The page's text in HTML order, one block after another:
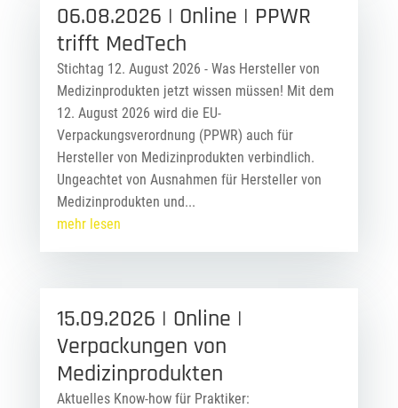
06.08.2026 | Online | PPWR
trifft MedTech
Stichtag 12. August 2026 - Was Hersteller von
Medizinprodukten jetzt wissen müssen! Mit dem
12. August 2026 wird die EU-
Verpackungsverordnung (PPWR) auch für
Hersteller von Medizinprodukten verbindlich.
Ungeachtet von Ausnahmen für Hersteller von
Medizinprodukten und...
mehr lesen
15.09.2026 | Online |
Verpackungen von
Medizinprodukten
Aktuelles Know-how für Praktiker: